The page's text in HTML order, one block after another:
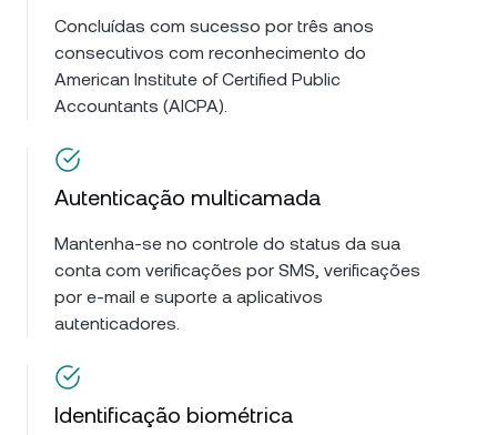
Concluídas com sucesso por três anos
consecutivos com reconhecimento do
American Institute of Certified Public
Accountants (AICPA).
Autenticação multicamada
Mantenha-se no controle do status da sua
conta com verificações por SMS, verificações
por e-mail e suporte a aplicativos
autenticadores.
Identificação biométrica